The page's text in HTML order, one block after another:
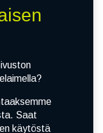
Saat
käytöstä